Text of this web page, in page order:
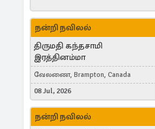
நன்றி நவிலல்
திருமதி கந்தசாமி
இரத்தினம்மா
வேலணை, Brampton, Canada
08 Jul, 2026
நன்றி நவிலல்